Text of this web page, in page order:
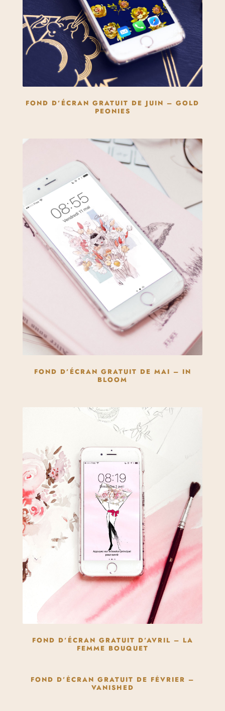
FOND D’ÉCRAN GRATUIT DE JUIN – GOLD
PEONIES
FOND D’ÉCRAN GRATUIT DE MAI – IN
BLOOM
FOND D’ÉCRAN GRATUIT D’AVRIL – LA
FEMME BOUQUET
FOND D’ÉCRAN GRATUIT DE FÉVRIER –
VANISHED